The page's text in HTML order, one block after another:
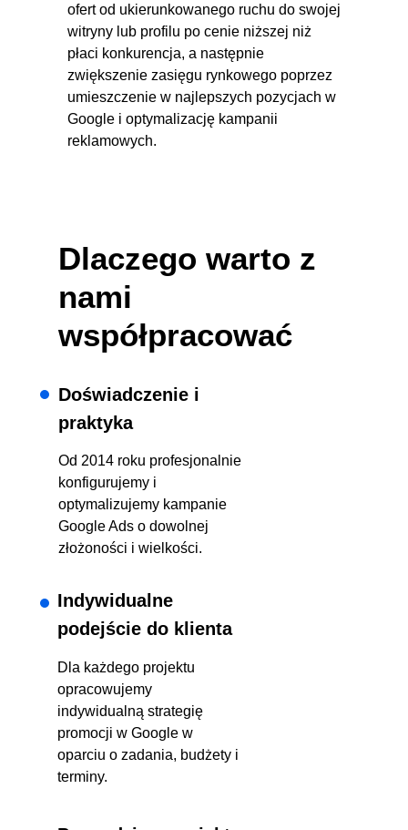
ofert od ukierunkowanego ruchu do swojej
witryny lub profilu po cenie niższej niż
płaci konkurencja, a następnie
zwiększenie zasięgu rynkowego poprzez
umieszczenie w najlepszych pozycjach w
Google i optymalizację kampanii
reklamowych.
Dlaczego warto z
nami
współpracować
Doświadczenie i
praktyka
Indywidualne
podejście do klienta
Od 2014 roku profesjonalnie
konfigurujemy i
optymalizujemy kampanie
Google Ads o dowolnej
złożoności i wielkości.
Dla każdego projektu
opracowujemy
indywidualną strategię
promocji w Google w
oparciu o zadania, budżety i
terminy.